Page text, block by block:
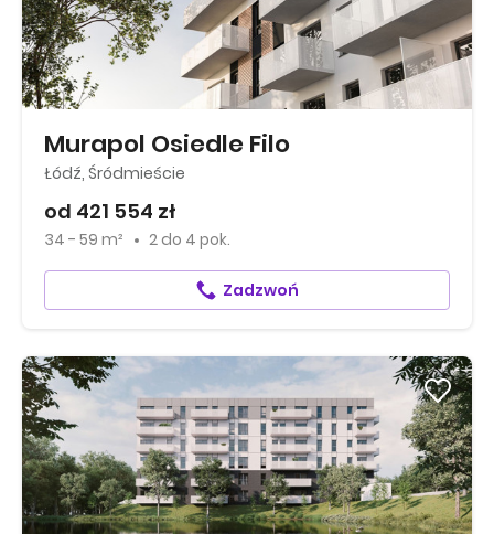
Murapol Osiedle Filo
Łódź, Śródmieście
od 421 554 zł
34 - 59 m² 2 do 4 pok.
Zadzwoń